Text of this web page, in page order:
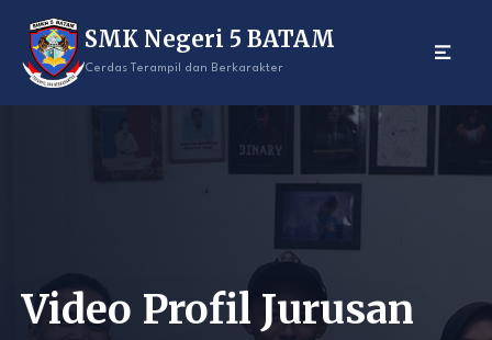
content
SMK Negeri 5 BATAM
Cerdas Terampil dan Berkarakter
Video Profil Jurusan